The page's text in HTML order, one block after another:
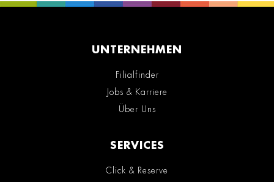
UNTERNEHMEN
Filialfinder
Jobs & Karriere
Über Uns
SERVICES
Click & Reserve